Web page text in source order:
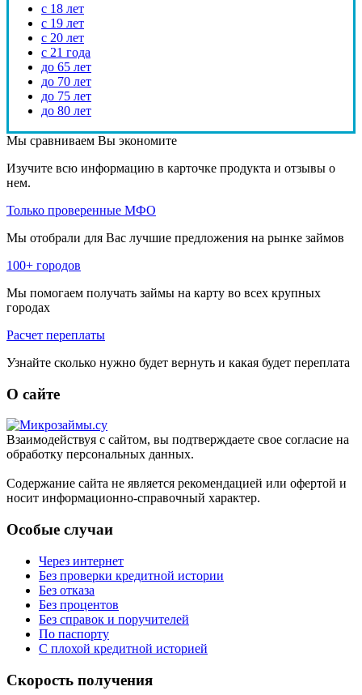
с 18 лет
с 19 лет
с 20 лет
с 21 года
до 65 лет
до 70 лет
до 75 лет
до 80 лет
Мы сравниваем Вы экономите
Изучите всю информацию в карточке продукта и отзывы о
нем.
Только проверенные МФО
Мы отобрали для Вас лучшие предложения на рынке займов
100+ городов
Мы помогаем получать займы на карту во всех крупных
городах
Расчет переплаты
Узнайте сколько нужно будет вернуть и какая будет переплата
О сайте
Взаимодействуя с сайтом, вы подтверждаете свое согласие на
обработку персональных данных.
Содержание сайта не является рекомендацией или офертой и
носит информационно-справочный характер.
Особые случаи
Через интернет
Без проверки кредитной истории
Без отказа
Без процентов
Без справок и поручителей
По паспорту
С плохой кредитной историей
Скорость получения